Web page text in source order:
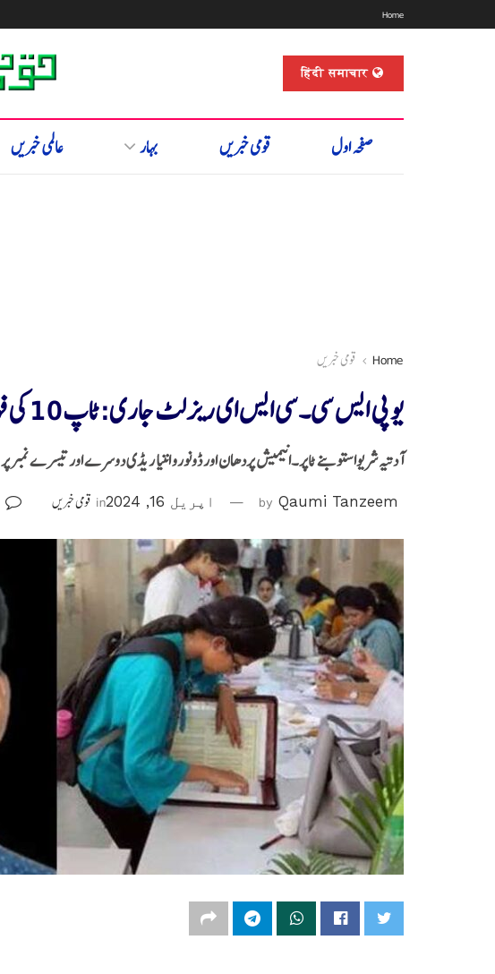
Home
हिंदी समाचार
صفحہ اول قومی خبریں بہار عالمی خبریں
Home قومی خبریں
یو پی ایس سی۔سی ایس ای ریزلٹ جاری:ٹاپ 10 کی فہرست میں دو مسلم امیدوارشامل
آدتیہ شریواستو بنے ٹاپر۔انیمیش پردھان اور ڈونورو اننیا ریڈی دوسرے اور تیسرے نمبر پر
by Qaumi Tanzeem اپریل 16, 2024 in قومی خبریں